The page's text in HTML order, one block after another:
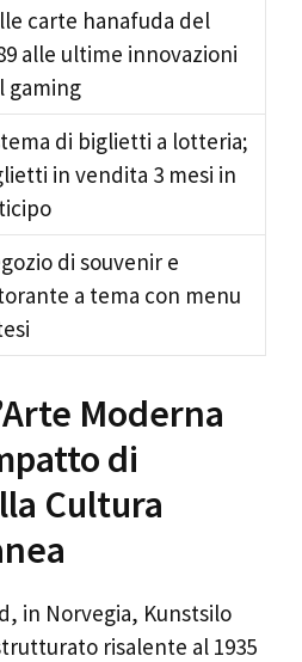
carte hanafuda del
alle ultime innovazioni
gaming
di biglietti a lotteria;
in vendita 3 mesi in
di souvenir e
a tema con menu
Moderna
di
Cultura
in Norvegia, Kunstsilo
risalente al 1935